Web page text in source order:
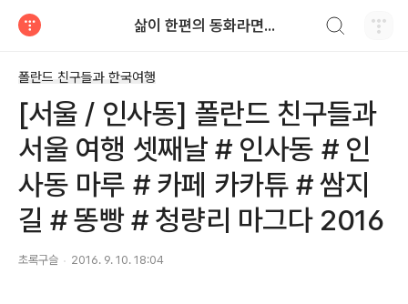
삶이 한편의 동화라면...
폴란드 친구들과 한국여행
[서울 / 인사동] 폴란드 친구들과
서울 여행 셋째날 # 인사동 # 인
사동 마루 # 카페 카카튜 # 쌈지
길 # 똥빵 # 청량리 마그다 2016
초록구슬 2016. 9. 10. 18:04